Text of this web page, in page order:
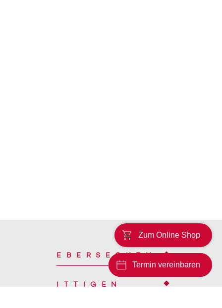
EBERSECKEN
ITTIGEN
Zum Online Shop
Termin vereinbaren